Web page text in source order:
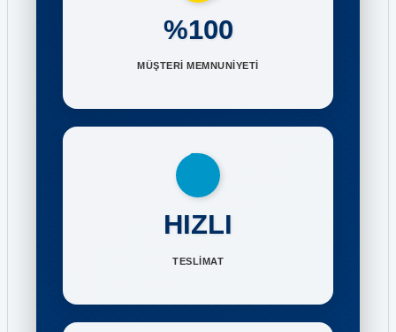
%100
MÜŞTERİ MEMNUNİYETİ
HIZLI
TESLİMAT